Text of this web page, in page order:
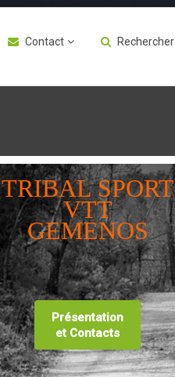
Contact Rechercher
TRIBAL SPORT
VTT
GEMENOS
Présentation
et Contacts